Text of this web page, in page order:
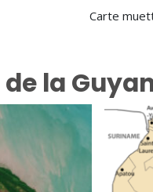
Carte
la